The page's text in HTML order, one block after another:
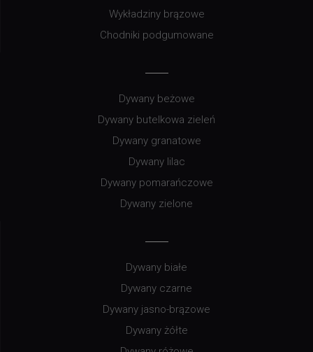
Wykładziny brązowe
Chodniki podgumowane
Dywany beżowe
Dywany butelkowa zieleń
Dywany granatowe
Dywany lilac
Dywany pomarańczowe
Dywany zielone
Dywany białe
Dywany czarne
Dywany jasno-brązowe
Dywany żółte